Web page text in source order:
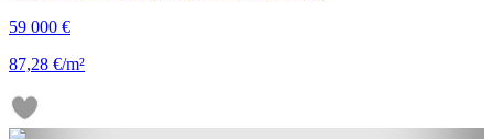
59 000 €
87,28 €/m²